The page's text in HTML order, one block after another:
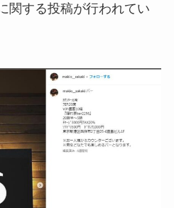
関する投稿が行われてい